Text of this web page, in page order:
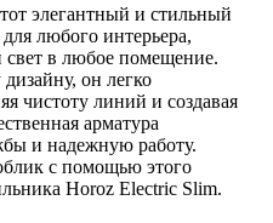
элегантный и стильный
любого интерьера,
в любое помещение.
он легко
чистоту линий и создавая
арматура
и надежную работу.
с помощью этого
Horoz Electric Slim.